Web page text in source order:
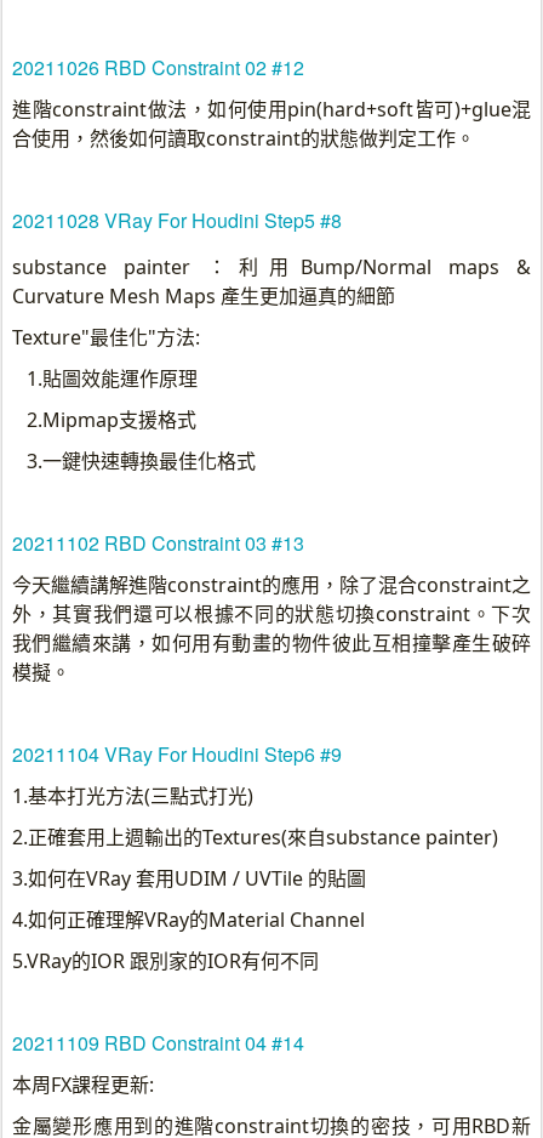
20211026 RBD Constraint 02 #12
進階constraint做法，如何使用pin(hard+soft皆可)+glue混
合使用，然後如何讀取constraint的狀態做判定工作。
20211028 VRay For Houdini Step5 #8
substance painter ： 利用Bump/Normal maps &
Curvature Mesh Maps 產生更加逼真的細節
Texture"最佳化"方法:
1.貼圖效能運作原理
2.Mipmap支援格式
3.一鍵快速轉換最佳化格式
20211102 RBD Constraint 03 #13
今天繼續講解進階constraint的應用，除了混合constraint之
外，其實我們還可以根據不同的狀態切換constraint。下次
我們繼續來講，如何用有動畫的物件彼此互相撞擊產生破碎
模擬。
20211104 VRay For Houdini Step6 #9
1.基本打光方法(三點式打光)
2.正確套用上週輸出的Textures(來自substance painter)
3.如何在VRay 套用UDIM / UVTile 的貼圖
4.如何正確理解VRay的Material Channel
5.VRay的IOR 跟別家的IOR有何不同
20211109 RBD Constraint 04 #14
本周FX課程更新:
金屬變形應用到的進階constraint切換的密技，可用RBD新